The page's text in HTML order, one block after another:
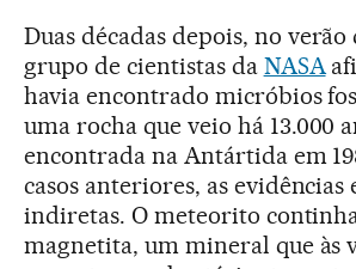
Duas décadas depois, no verão
grupo de cientistas da NASA
havia encontrado micróbios
uma rocha que veio há 13.000
encontrada na Antártida em
casos anteriores, as evidências
indiretas. O meteorito
magnetita, um mineral que às